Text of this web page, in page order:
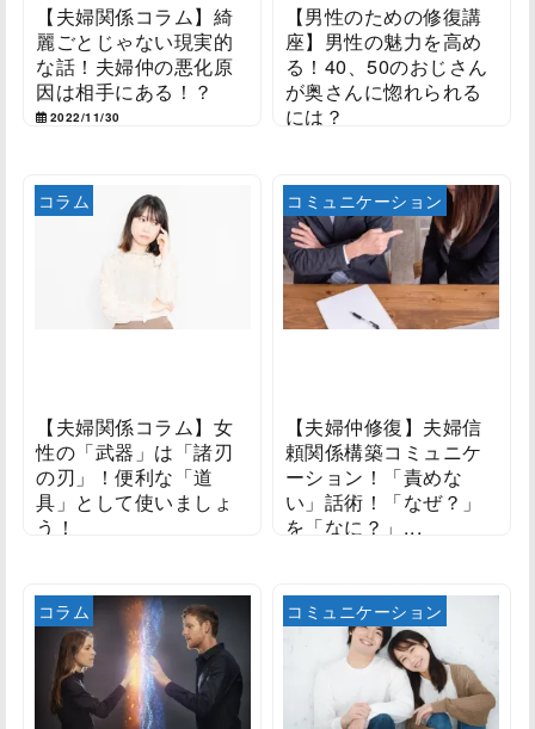
【夫婦関係コラム】綺
麗ごとじゃない現実的
な話！夫婦仲の悪化原
因は相手にある！？
2022/11/30
【男性のための修復講
座】男性の魅力を高め
る！40、50のおじさん
が奥さんに惚れられる
には？
コラム
【夫婦関係コラム】女
性の「武器」は「諸刃
の刃」！便利な「道
具」として使いましょ
う！
コミュニケーション
【夫婦仲修復】夫婦信
頼関係構築コミュニケ
ーション！「責めな
い」話術！「なぜ？」
を「なに？」...
コラム コミュニケーション